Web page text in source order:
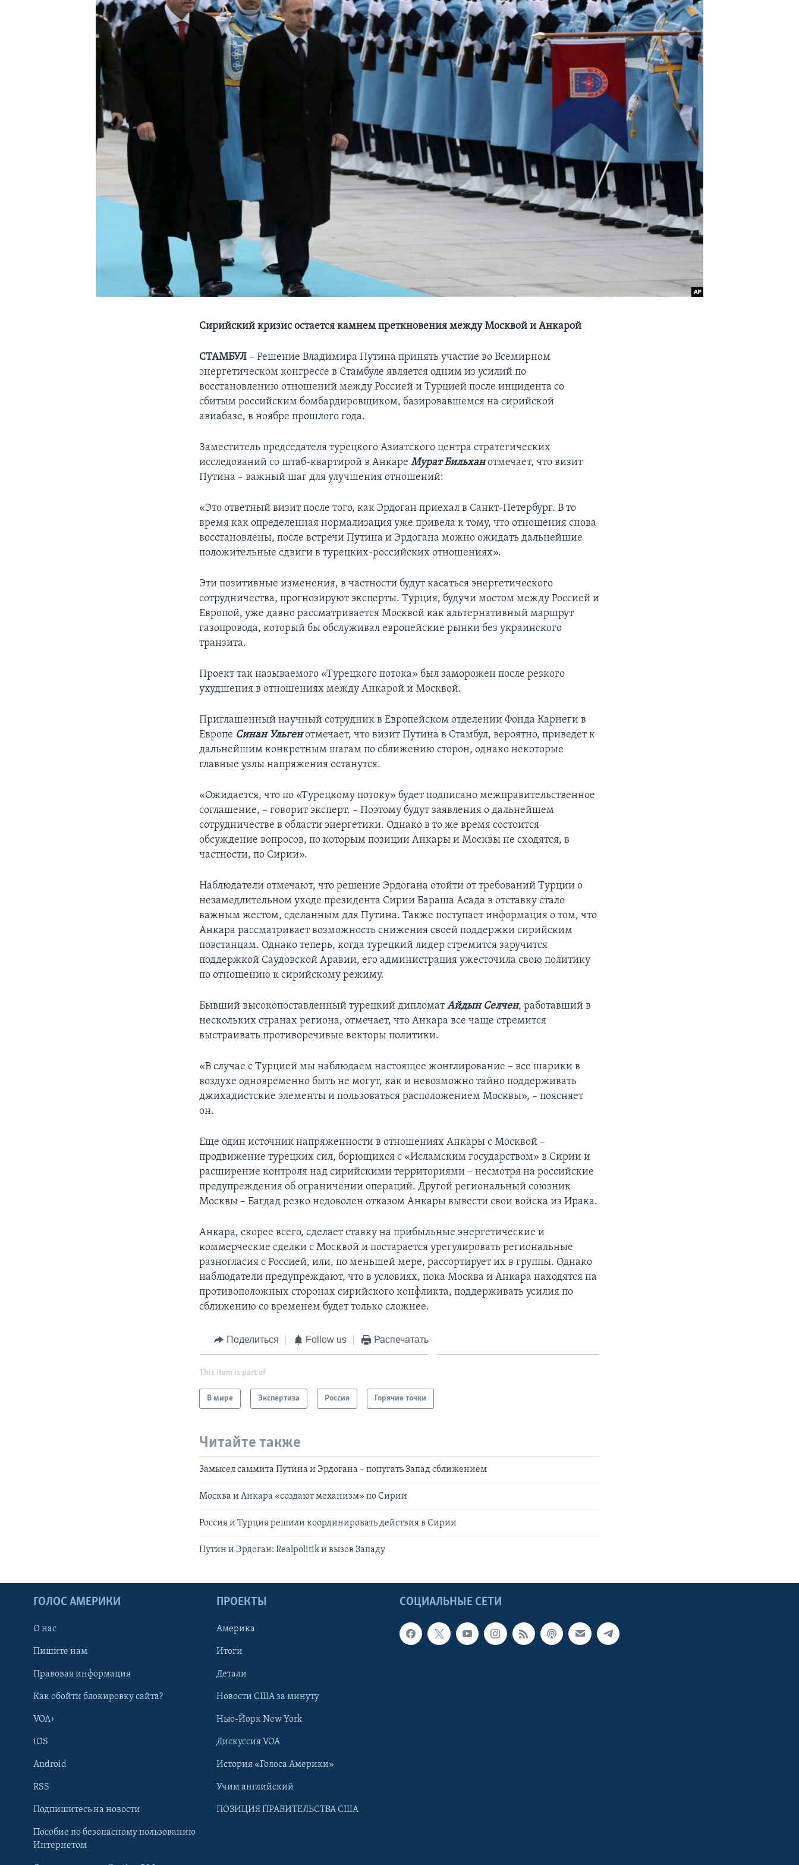
Learning English
Сирийский кризис остается камнем преткновения между Москвой и Анкарой
СТАМБУЛ – Решение Владимира Путина принять участие во Всемирном
энергетическом конгрессе в Стамбуле является одним из усилий по
восстановлению отношений между Россией и Турцией после инцидента со
сбитым российским бомбардировщиком, базировавшемся на сирийской
авиабазе, в ноябре прошлого года.
Заместитель председателя турецкого Азиатского центра стратегических
исследований со штаб-квартирой в АнкареМурат Бильханотмечает, что визит
Путина – важный шаг для улучшения отношений:
«Это ответный визит после того, как Эрдоган приехал в Санкт-Петербург. В то
время как определенная нормализация уже привела к тому, что отношения снова
восстановлены, после встречи Путина и Эрдогана можно ожидать дальнейшие
положительные сдвиги в турецких-российских отношениях».
Эти позитивные изменения, в частности будут касаться энергетического
сотрудничества, прогнозируют эксперты. Турция, будучи мостом между Россией и
Европой, уже давно рассматривается Москвой как альтернативный маршрут
газопровода, который бы обслуживал европейские рынки без украинского
транзита.
Проект так называемого «Турецкого потока» был заморожен после резкого
ухудшения в отношениях между Анкарой и Москвой.
Приглашенный научный сотрудник в Европейском отделении Фонда Карнеги в
Европе Синан Ульгенотмечает, что визит Путина в Стамбул, вероятно, приведет к
дальнейшим конкретным шагам по сближению сторон, однако некоторые
главные узлы напряжения останутся.
«Ожидается, что по «Турецкому потоку» будет подписано межправительственное
соглашение, – говорит эксперт. – Поэтому будут заявления о дальнейшем
сотрудничестве в области энергетики. Однако в то же время состоится
обсуждение вопросов, по которым позиции Анкары и Москвы не сходятся, в
частности, по Сирии».
Наблюдатели отмечают, что решение Эрдогана отойти от требований Турции о
незамедлительном уходе президента Сирии Бараша Асада в отставку стало
важным жестом, сделанным для Путина. Также поступает информация о том, что
Анкара рассматривает возможность снижения своей поддержки сирийским
повстанцам. Однако теперь, когда турецкий лидер стремится заручится
поддержкой Саудовской Аравии, его администрация ужесточила свою политику
по отношению к сирийскому режиму.
Бывший высокопоставленный турецкий дипломатАйдын Селчен, работавший в
нескольких странах региона, отмечает, что Анкара все чаще стремится
выстраивать противоречивые векторы политики.
«В случае с Турцией мы наблюдаем настоящее жонглирование – все шарики в
воздухе одновременно быть не могут, как и невозможно тайно поддерживать
джихадистские элементы и пользоваться расположением Москвы», – поясняет
он.
Еще один источник напряженности в отношениях Анкары с Москвой –
продвижение турецких сил, борющихся с «Исламским государством» в Сирии и
расширение контроля над сирийскими территориями – несмотря на российские
предупреждения об ограничении операций. Другой региональный союзник
Москвы – Багдад резко недоволен отказом Анкары вывести свои войска из Ирака.
Анкара, скорее всего, сделает ставку на прибыльные энергетические и
коммерческие сделки с Москвой и постарается урегулировать региональные
разногласия с Россией, или, по меньшей мере, рассортирует их в группы. Однако
наблюдатели предупреждают, что в условиях, пока Москва и Анкара находятся на
противоположных сторонах сирийского конфликта, поддерживать усилия по
сближению со временем будет только сложнее.
Поделиться Follow us Распечатать
This item is part of
В мире Экспертиза Россия Горячие точки
Читайте также
Замысел саммита Путина и Эрдогана – попугать Запад сближением
Москва и Анкара «создают механизм» по Сирии
Россия и Турция решили координировать действия в Сирии
Путин и Эрдоган: Realpolitik и вызов Западу
СОЦИАЛЬНЫЕ СЕТИ
ГОЛОС АМЕРИКИ
О нас
Пишите нам
Правовая информация
Как обойти блокировку сайта?
VOA+
iOS
Android
RSS
Подпишитесь на новости
Пособие по безопасному пользованию
Интернетом
ПРОЕКТЫ
Америка
Итоги
Детали
Новости США за минуту
Нью-Йорк New York
Дискуссия VOA
История «Голоса Америки»
Учим английский
ПОЗИЦИЯ ПРАВИТЕЛЬСТВА США